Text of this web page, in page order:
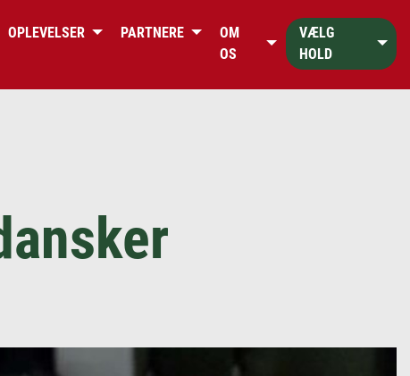
OPLEVELSER PARTNERE
OM
OS
VÆLG
HOLD